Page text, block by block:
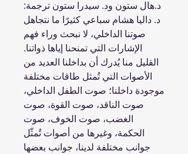
د.هال ستون ود. سيدرا ستون ترجمة:
د. داليا هشام سباعي كثيرًا ما نتجاهل
صوتنا الداخلي، لا نبحث وراء فهم
الإشارات التي تمنحنا إياها ذواتنا.
القليل منا يُدرك أن بداخلنا العديد من
الأصوات التي تُمثل طاقات مختلفة
موجودة داخلنا؛ صوت الطفل الداخلي،
صوت الناقد، صوت القوة، صوت
الغضب، صوت الخوف، صوت
الحكمة، وغيرها من أصوات تُمثّل
جوانب مختلفة لدينا، جوانب بعضها